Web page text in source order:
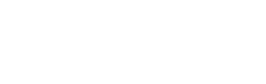
にご登録され
社の共同利用者
とをご了承くだ
ない年数を意